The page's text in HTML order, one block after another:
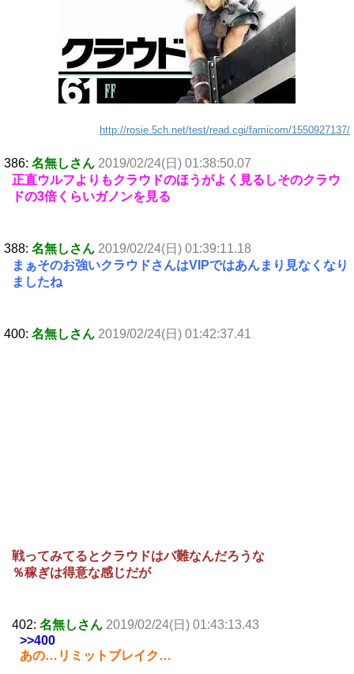
http://rosie.5ch.net/test/read.cgi/famicom/1550927137/
386: 名無しさん 2019/02/24(日) 01:38:50.07
正直ウルフよりもクラウドのほうがよく見るしそのクラウ
ドの3倍くらいガノンを見る
388: 名無しさん 2019/02/24(日) 01:39:11.18
まぁそのお強いクラウドさんはVIPではあんまり見なくなり
ましたね
400: 名無しさん 2019/02/24(日) 01:42:37.41
戦ってみてるとクラウドはバ難なんだろうな
％稼ぎは得意な感じだが
402: 名無しさん 2019/02/24(日) 01:43:13.43
>>400
あの…リミットブレイク…